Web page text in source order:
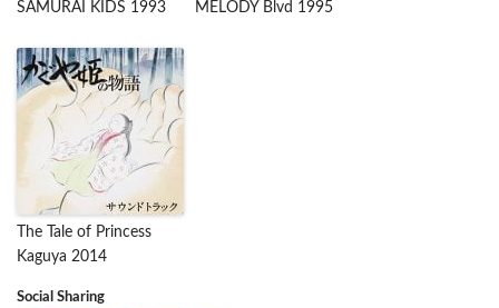
SAMURAI KIDS 1993 MELODY Blvd 1995
The Tale of Princess
Kaguya 2014
Social Sharing